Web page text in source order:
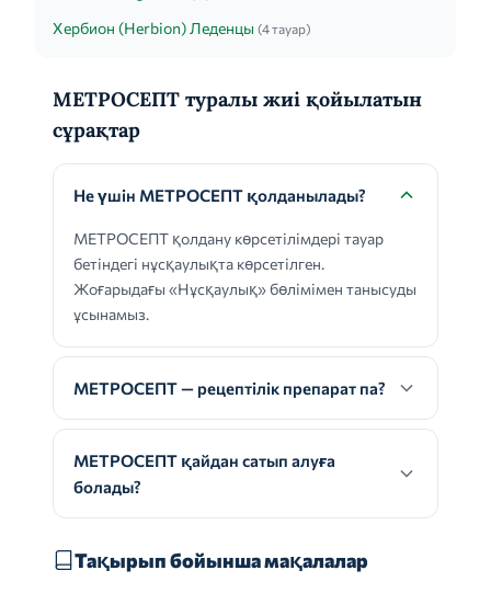
Хербион (Herbion) Леденцы (4 тауар)
МЕТРОСЕПТ туралы жиі қойылатын
сұрақтар
Не үшін МЕТРОСЕПТ қолданылады?
МЕТРОСЕПТ қолдану көрсетілімдері тауар
бетіндегі нұсқаулықта көрсетілген.
Жоғарыдағы «Нұсқаулық» бөлімімен танысуды
ұсынамыз.
МЕТРОСЕПТ — рецептілік препарат па?
МЕТРОСЕПТ қайдан сатып алуға
болады?
Тақырып бойынша мақалалар